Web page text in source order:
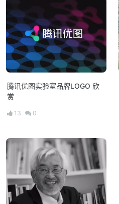
腾讯优图实验室品牌LOGO 欣
赏
13 0